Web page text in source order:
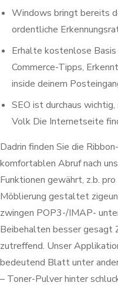
Windows bringt bereits
ordentliche
Erhalte kostenlose
Commerce-Tipps,
inside deinem
SEO ist durchaus
Volk Die Internetseite
Dadrin finden Sie die
komfortablen Abruf nach
Funktionen gewährt, z.b.
Möblierung gestaltet
zwingen POP3-/IMAP-
Beibehalten besser gesagt
zutreffend. Unser
bedeutend Blatt unter
– Toner-Pulver hinter